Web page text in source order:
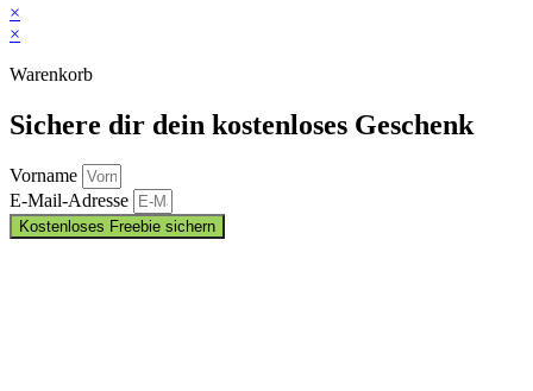
×
×
Warenkorb
Sichere dir dein kostenloses Geschenk
Vorname
E-Mail-Adresse
Kostenloses Freebie sichern